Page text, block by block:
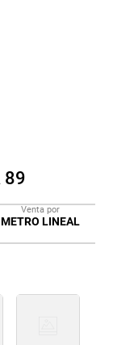
89
Venta por
METRO LINEAL